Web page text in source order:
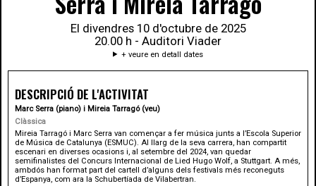
El divendres 10 d'octubre de 2025
20.00 h - Auditori Viader
+ veure en detall dates
DESCRIPCIÓ DE L'ACTIVITAT
Marc Serra (piano) i Mireia Tarragó (veu)
Clàssica
Mireia Tarragó i Marc Serra van començar a fer música junts a l’Escola Superior
de Música de Catalunya (ESMUC). Al llarg de la seva carrera, han compartit
escenari en diverses ocasions i, al setembre del 2024, van quedar
semifinalistes del Concurs Internacional de Lied Hugo Wolf, a Stuttgart. A més,
ambdós han format part del cartell d’alguns dels festivals més reconeguts
d’Espanya, com ara la Schubertíada de Vilabertran.